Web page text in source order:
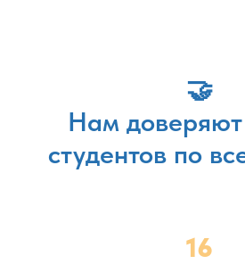
🤝
Нам доверяют
студентов по
16